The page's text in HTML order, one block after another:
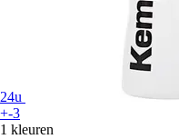
24u
+-3
1 kleuren